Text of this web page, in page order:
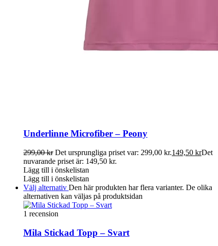
Underlinne Microfiber – Peony
299,00kr Det ursprungliga priset var: 299,00 kr.149,50 krDet
nuvarande priset är: 149,50 kr.
Lägg till i önskelistan
Lägg till i önskelistan
Välj alternativ Den här produkten har flera varianter. De olika
alternativen kan väljas på produktsidan
1 recension
Mila Stickad Topp – Svart